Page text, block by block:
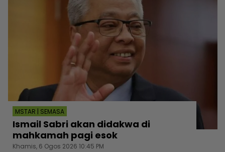
MSTAR | SEMASA
Ismail Sabri akan didakwa di
mahkamah pagi esok
Khamis, 6 Ogos 2026 10:45 PM